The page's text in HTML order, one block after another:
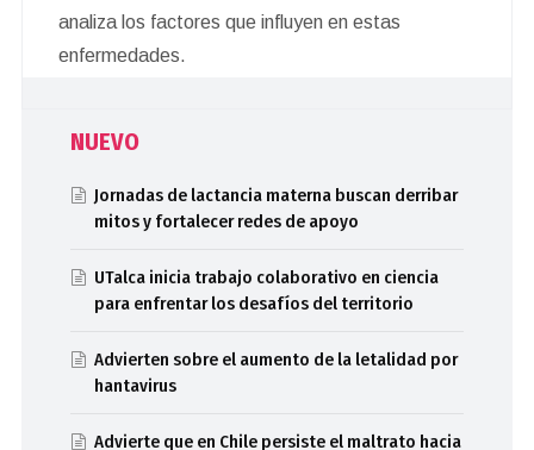
analiza los factores que influyen en estas
enfermedades.
NUEVO
Jornadas de lactancia materna buscan derribar
mitos y fortalecer redes de apoyo
UTalca inicia trabajo colaborativo en ciencia
para enfrentar los desafíos del territorio
Advierten sobre el aumento de la letalidad por
hantavirus
Advierte que en Chile persiste el maltrato hacia